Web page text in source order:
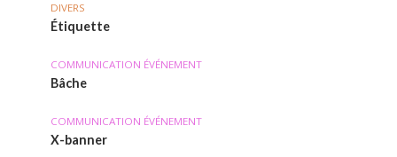
DIVERS
Étiquette
COMMUNICATION ÉVÉNEMENT
Bâche
COMMUNICATION ÉVÉNEMENT
X-banner